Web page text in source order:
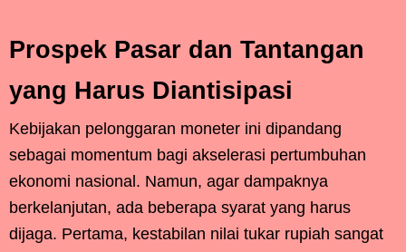
Prospek Pasar dan Tantangan
yang Harus Diantisipasi
Kebijakan pelonggaran moneter ini dipandang
sebagai momentum bagi akselerasi pertumbuhan
ekonomi nasional. Namun, agar dampaknya
berkelanjutan, ada beberapa syarat yang harus
dijaga. Pertama, kestabilan nilai tukar rupiah sangat